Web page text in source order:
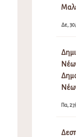
Δε,
Πα,